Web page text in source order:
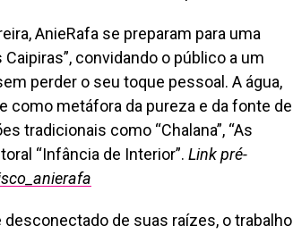
AnieRafa se preparam para uma
convidando o público a um
perder o seu toque pessoal. A água,
como metáfora da pureza e da fonte de
tradicionais como “Chalana”, “As
“Infância de Interior”. Link pré-
de suas raízes, o trabalho